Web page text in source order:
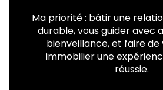
Ma priorité : bâtir une
durable, vous guider avec
bienveillance, et faire
immobilier une
réussie.